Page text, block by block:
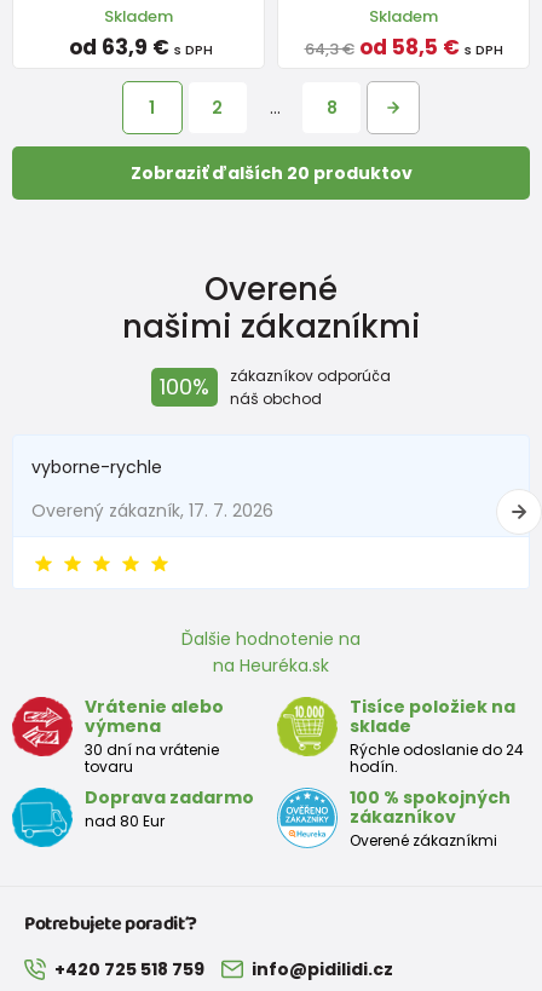
Skladem
od 63,9 € s DPH
Skladem
64,3 € od 58,5 € s DPH
1 2 … 8
Zobraziť ďalších 20 produktov
Overené
našimi zákazníkmi
100%
zákazníkov odporúča
náš obchod
vyborne-rychle
Overený zákazník, 17. 7. 2026
Ďalšie hodnotenie na
na Heuréka.sk
Vrátenie alebo
výmena
30 dní na vrátenie
tovaru
Tisíce položiek na
sklade
Rýchle odoslanie do 24
hodín.
Doprava zadarmo
nad 80 Eur
100 % spokojných
zákazníkov
Overené zákazníkmi
Potrebujete poradiť?
+420 725 518 759 info@pidilidi.cz